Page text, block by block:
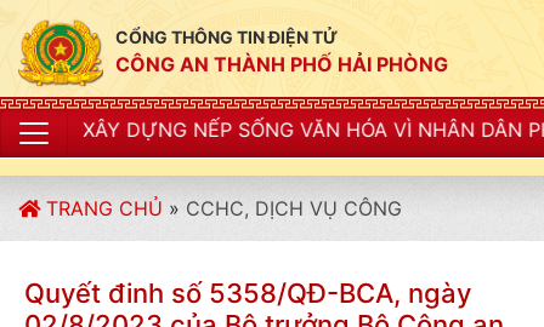
CỔNG THÔNG TIN ĐIỆN TỬ
CÔNG AN THÀNH PHỐ HẢI PHÒNG
NẾP SỐNG VĂN HÓA VÌ NHÂN DÂN PHỤC VỤ"
TRANG CHỦ » CCHC, DỊCH VỤ CÔNG
Quyết đinh số 5358/QĐ-BCA, ngày